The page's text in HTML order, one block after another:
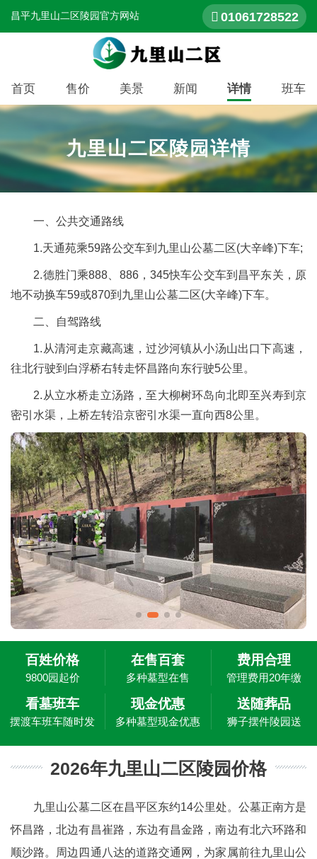
昌平九里山二区陵园官方网站 01061728522
首页 售价 美景 新闻 详情 班车
九里山二区陵园详情
一、公共交通路线
1.天通苑乘59路公交车到九里山公墓二区(大辛峰)下车;
2.德胜门乘888、886，345快车公交车到昌平东关，原
地不动换车59或870到九里山公墓二区(大辛峰)下车。
二、自驾路线
1.从清河走京藏高速，过沙河镇从小汤山出口下高速，
往北行驶到白浮桥右转走怀昌路向东行驶5公里。
2.从立水桥走立汤路，至大柳树环岛向北即至兴寿到京
密引水渠，上桥左转沿京密引水渠一直向西8公里。
百姓价格
9800园起价
在售百套
多种墓型在售
费用合理
管理费用20年缴
看墓班车
摆渡车班车随时发
现金优惠
多种墓型现金优惠
送随葬品
狮子摆件陵园送
2026年九里山二区陵园价格
九里山公墓二区在昌平区东约14公里处。公墓正南方是
怀昌路，北边有昌崔路，东边有昌金路，南边有北六环路和
顺沙路。周边四通八达的道路交通网，为家属前往九里山公